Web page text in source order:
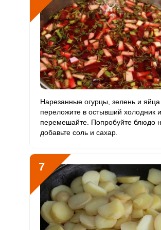
Нарезанные огурцы, зелень и яйца
переложите в остывший холодник и
перемешайте. Попробуйте блюдо
добавьте соль и сахар.
7